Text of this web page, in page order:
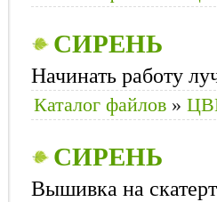
СИРЕНЬ
Начинать работу
Каталог файлов »
СИРЕНЬ
Вышивка на